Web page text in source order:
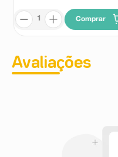
Comprar
Avaliações